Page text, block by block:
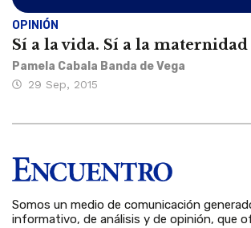
OPINIÓN
Sí a la vida. Sí a la maternidad
Pamela Cabala Banda de Vega
29 Sep, 2015
Somos un medio de comunicación
informativo, de análisis y de opinión, que